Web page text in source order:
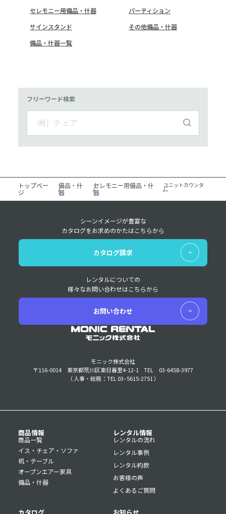
セレモニー用備品・什器
パーティション
サインスタンド
その他備品・什器
備品・什器一覧
フリーワード検索
トップペー
ジ
備品・什
器
セレモニー用備品・什
器
ユニットカウンタ
ー
モニック株式会社
〒116-0014 東京都荒川区東日暮里4-12-1
TEL 03-6458-3977
（ 人事・総務：TEL 03–5615-2751 ）
シーンイメージが豊富な
カタログをお求めのかたはこちらから
カタログ請求
レンタルについての
様々なお問い合わせはこちらから
お問い合わせ
商品情報
商品一覧
イス・チェア・ソファ
机・テーブル
オープンエアー家具
備品・什器
レンタル情報
レンタルの流れ
レンタル事例
レンタル約款
お客様の声
よくあるご質問